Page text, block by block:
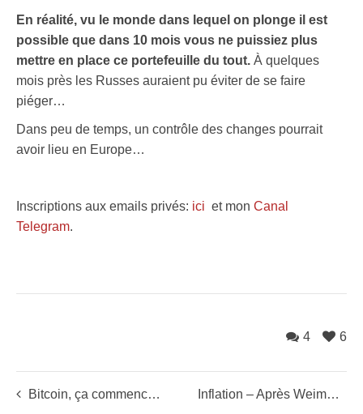
En réalité, vu le monde dans lequel on plonge il est
possible que dans 10 mois vous ne puissiez plus
mettre en place ce portefeuille du tout. À quelques
mois près les Russes auraient pu éviter de se faire
piéger…
Dans peu de temps, un contrôle des changes pourrait
avoir lieu en Europe…
Inscriptions aux emails privés: ici et mon Canal
Telegram.
6
4
Bitcoin, ça commence à sentir bon Inflation – Après Weimar et le Zimbabwé…l’europe ?